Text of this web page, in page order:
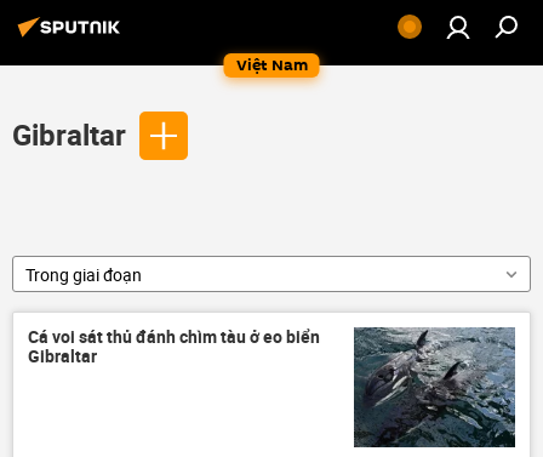
Việt Nam
Gibraltar
Trong giai đoạn
Cá voi sát thủ đánh chìm tàu ở eo biển
Gibraltar